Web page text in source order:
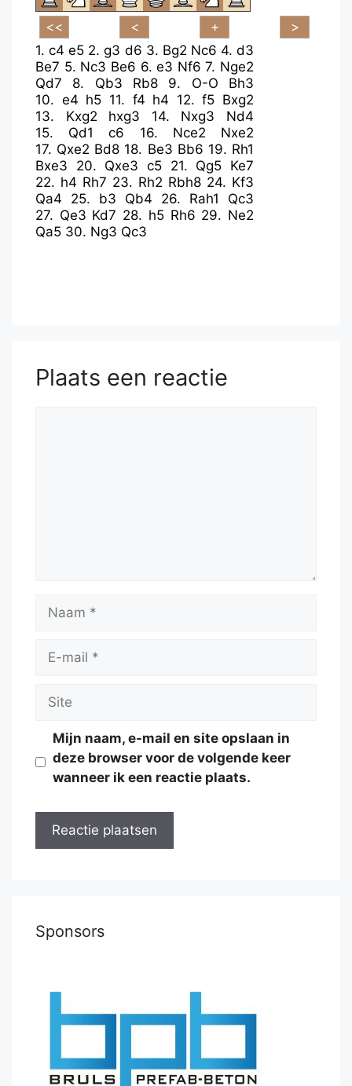
1.c4 e5 2.g3 d6 3. Bg2 Nc6 4.d3
Be7 5. Nc3 Be6 6.e3 Nf6 7. Nge2
Qd7
8. Qb3 Rb8 9. O-O
Bh3
10. e4 h5 11. f4 h4 12.f5 Bxg2
13. Kxg2 hxg3 14. Nxg3
Nd4
15. Qd1 c6 16. Nce2
Nxe2
17. Qxe2 Bd8 18. Be3 Bb6 19. Rh1
Bxe3
20. Qxe3 c5 21. Qg5 Ke7
22. h4 Rh7 23. Rh2 Rbh8 24. Kf3
Qa4
25. b3 Qb4 26. Rah1
Qc3
27. Qe3 Kd7 28. h5 Rh6 29. Ne2
Qa5 30. Ng3 Qc3
Plaats een reactie
Naam
Site
Mijn naam, e-mail en site opslaan in
deze browser voor de volgende keer
wanneer ik een reactie plaats.
Sponsors